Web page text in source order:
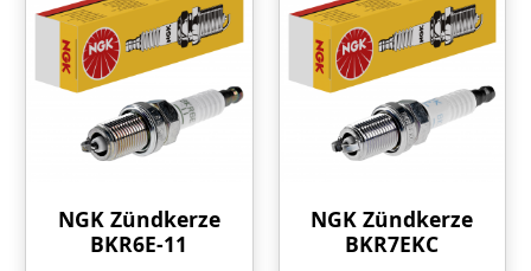
NGK Zündkerze
BKR6E-11
NGK Zündkerze
BKR7EKC